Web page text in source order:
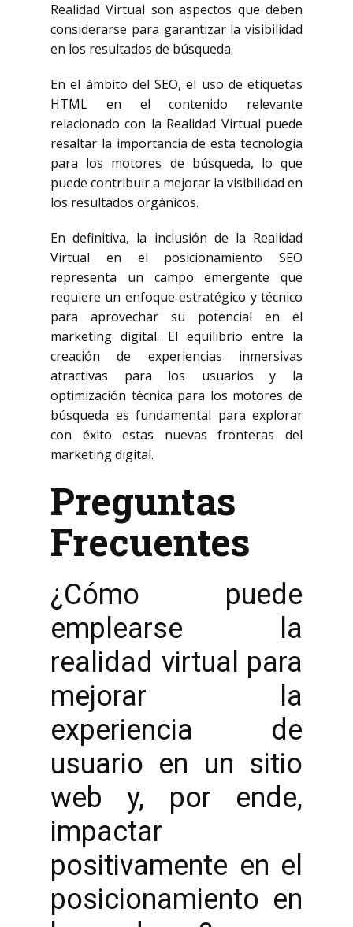
Realidad Virtual son aspectos que deben
considerarse para garantizar la visibilidad
en los resultados de búsqueda.
En el ámbito del SEO, el uso de etiquetas
HTML en el contenido relevante
relacionado con la Realidad Virtual puede
resaltar la importancia de esta tecnología
para los motores de búsqueda, lo que
puede contribuir a mejorar la visibilidad en
los resultados orgánicos.
En definitiva, la inclusión de la Realidad
Virtual en el posicionamiento SEO
representa un campo emergente que
requiere un enfoque estratégico y técnico
para aprovechar su potencial en el
marketing digital. El equilibrio entre la
creación de experiencias inmersivas
atractivas para los usuarios y la
optimización técnica para los motores de
búsqueda es fundamental para explorar
con éxito estas nuevas fronteras del
marketing digital.
Preguntas
Frecuentes
¿Cómo puede
emplearse la
realidad virtual para
mejorar la
experiencia de
usuario en un sitio
web y, por ende,
impactar
positivamente en el
posicionamiento en